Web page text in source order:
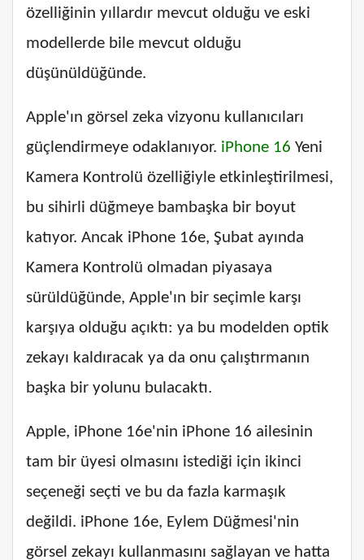
özelliğinin yıllardır mevcut olduğu ve eski
modellerde bile mevcut olduğu
düşünüldüğünde.
Apple'ın görsel zeka vizyonu kullanıcıları
güçlendirmeye odaklanıyor. iPhone 16 Yeni
Kamera Kontrolü özelliğiyle etkinleştirilmesi,
bu sihirli düğmeye bambaşka bir boyut
katıyor. Ancak iPhone 16e, Şubat ayında
Kamera Kontrolü olmadan piyasaya
sürüldüğünde, Apple'ın bir seçimle karşı
karşıya olduğu açıktı: ya bu modelden optik
zekayı kaldıracak ya da onu çalıştırmanın
başka bir yolunu bulacaktı.
Apple, iPhone 16e'nin iPhone 16 ailesinin
tam bir üyesi olmasını istediği için ikinci
seçeneği seçti ve bu da fazla karmaşık
değildi. iPhone 16e, Eylem Düğmesi'nin
görsel zekayı kullanmasını sağlayan ve hatta